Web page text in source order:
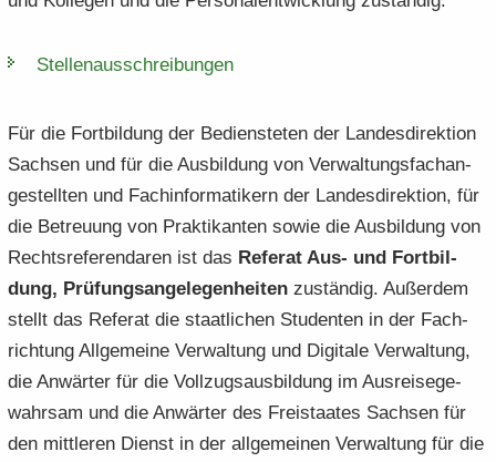
Stel­len­aus­schrei­bun­gen
Für die Fort­bil­dung der Be­diens­te­ten der Lan­des­di­rek­ti­on
Sach­sen und für die Aus­bil­dung von Ver­wal­tungs­fach­an­
ge­stell­ten und Fach­in­for­ma­ti­kern der Lan­des­di­rek­ti­on, für
die Be­treu­ung von Prak­ti­kan­ten sowie die Aus­bil­dung von
Rechts­re­fe­ren­da­ren ist das Re­fe­rat Aus- und Fort­bil­
dung, Prü­fungs­an­ge­le­gen­hei­ten zu­stän­dig. Au­ßer­dem
stellt das Re­fe­rat die staat­li­chen Stu­den­ten in der Fach­
rich­tung All­ge­mei­ne Ver­wal­tung und Di­gi­ta­le Ver­wal­tung,
die An­wär­ter für die Voll­zugs­aus­bil­dung im Aus­rei­se­ge­
wahr­sam und die An­wär­ter des Frei­staa­tes Sach­sen für
den mitt­le­ren Dienst in der all­ge­mei­nen Ver­wal­tung für die